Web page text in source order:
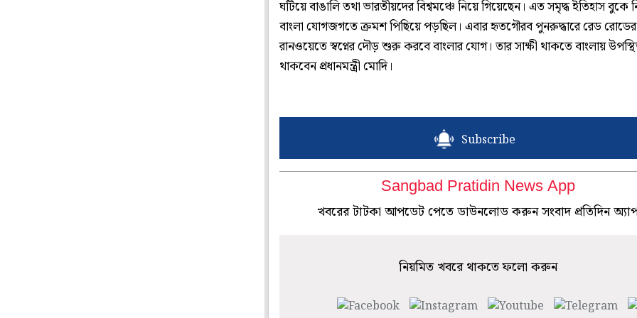
ঘটিয়ে বাঙালি তথা ভারতীয়দের বিশ্বমঞ্চে নিয়ে গিয়েছেন। এত সমৃদ্ধ ইতিহাস বুকে
বাংলা যোগজগতে ক্রমশ পিছিয়ে পড়ছিল। এবার হৃতগৌরব পুনরুদ্ধারে রেড রোডের
রানওয়েতে স্বপ্নের দৌড় শুরু করবে বাংলার যোগ। তার সাক্ষী থাকতে বাংলায়
থাকবেন প্রধানমন্ত্রী মোদি।
Subscribe
Sangbad Pratidin News App
খবরের টাটকা আপডেট পেতে ডাউনলোড করুন সংবাদ প্রতিদিন
নিয়মিত খবরে থাকতে ফলো করুন